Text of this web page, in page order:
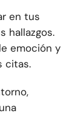
en tus
hallazgos.
emoción y
citas.